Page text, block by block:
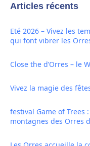
Articles récents
Eté 2026 – Vivez les
qui font vibrer les
Close the d’Orres – le
Vivez la magie des
festival Game of
montagnes des Orres